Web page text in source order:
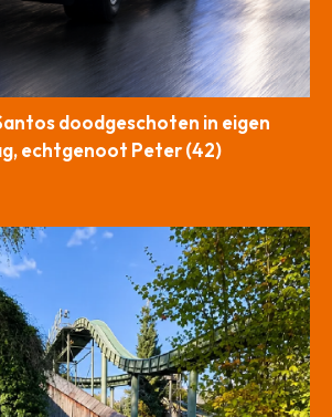
doodgeschoten in eigen
echtgenoot Peter (42)